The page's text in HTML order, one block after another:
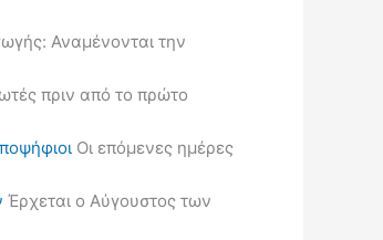
Αναμένονται την
πριν από το πρώτο
Οι επόμενες ημέρες
Έρχεται ο Αύγουστος των